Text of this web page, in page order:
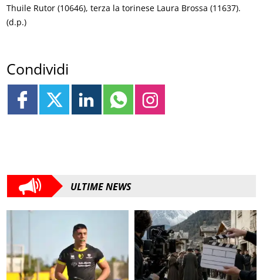
Thuile Rutor (10646), terza la torinese Laura Brossa (11637).
(d.p.)
Condividi
ULTIME NEWS